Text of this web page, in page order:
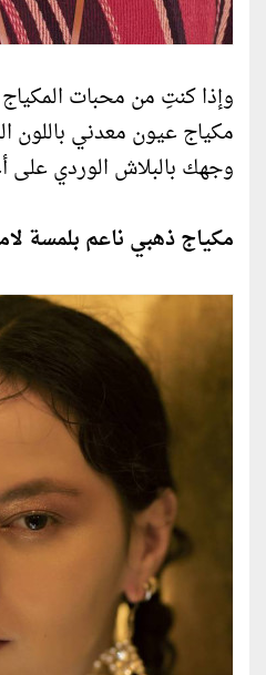
وإذا كنتِ من محبات المكياج
مكياج عيون معدني باللون
وجهك بالبلاش الوردي على
مكياج ذهبي ناعم بلمسة